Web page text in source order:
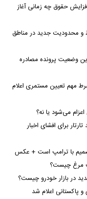
حقوق چه زمانی آغاز
محدودیت جدید در مناطق
وضعیت پرونده مصادره
مهم تعیین مستمری اعلام
می‌شود یا نه؟
برای افشای اخبار
تصمیم با ترامپ است + عکس
مرغ چیست؟
پاکستانی اعلام شد